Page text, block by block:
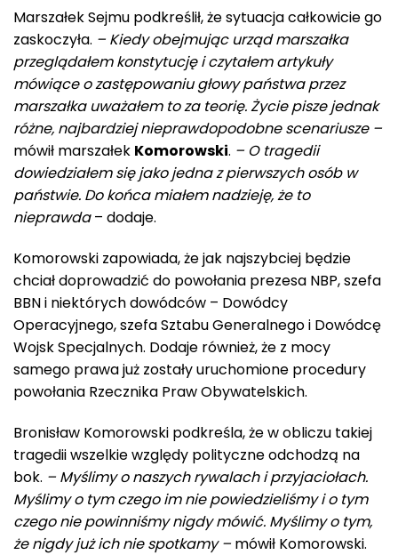
Marszałek Sejmu podkreślił, że sytuacja całkowicie go
zaskoczyła. – Kiedy obejmując urząd marszałka
przeglądałem konstytucję i czytałem artykuły
mówiące o zastępowaniu głowy państwa przez
marszałka uważałem to za teorię. Życie pisze jednak
różne, najbardziej nieprawdopodobne scenariusze –
mówił marszałek Komorowski. – O tragedii
dowiedziałem się jako jedna z pierwszych osób w
państwie. Do końca miałem nadzieję, że to
nieprawda– dodaje.
Komorowski zapowiada, że jak najszybciej będzie
chciał doprowadzić do powołania prezesa NBP, szefa
BBN i niektórych dowódców – Dowódcy
Operacyjnego, szefa Sztabu Generalnego i Dowódcę
Wojsk Specjalnych. Dodaje również, że z mocy
samego prawa już zostały uruchomione procedury
powołania Rzecznika Praw Obywatelskich.
Bronisław Komorowski podkreśla, że w obliczu takiej
tragedii wszelkie względy polityczne odchodzą na
bok. – Myślimy o naszych rywalach i przyjaciołach.
Myślimy o tym czego im nie powiedzieliśmy i o tym
czego nie powinniśmy nigdy mówić. Myślimy o tym,
że nigdy już ich nie spotkamy – mówił Komorowski.